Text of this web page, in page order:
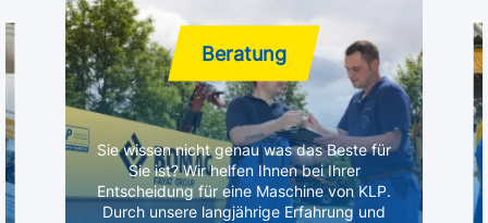
Beratung
Sie wissen nicht genau was das Beste für
Sie ist? Wir helfen Ihnen bei Ihrer
Entscheidung für eine Maschine von KLP.
Durch unsere langjährige Erfahrung und